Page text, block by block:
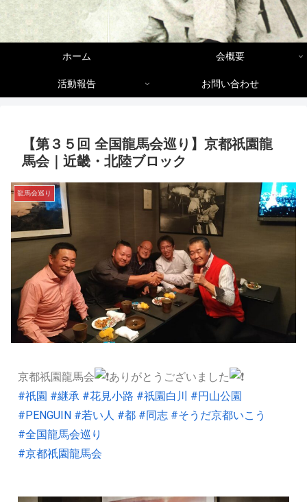
ホーム 会概要
活動報告 お問い合わせ
【第３５回 全国龍馬会巡り】京都祇園龍
馬会｜近畿・北陸ブロック
龍馬会巡り
京都祇園龍馬会
ありがとうございました
#祇園 #継承 #花見小路 #祇園白川 #円山公園
#PENGUIN #若い人 #都 #同志 #そうだ京都いこう
#全国龍馬会巡り
#京都祇園龍馬会